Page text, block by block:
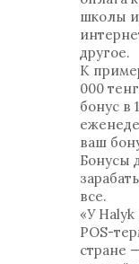
школы и
другое.
К
000
бонус в
ваш
Бонусы
все.
«У
POS-
стране